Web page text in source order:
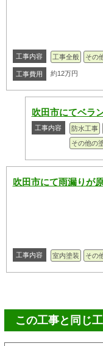
工事内容 工事全般 その
工事費用 約12万円
吹田市にてベラ
工事内容 防水工事
その他の
吹田市にて雨漏りが
工事内容 室内塗装 その
この工事と同じ